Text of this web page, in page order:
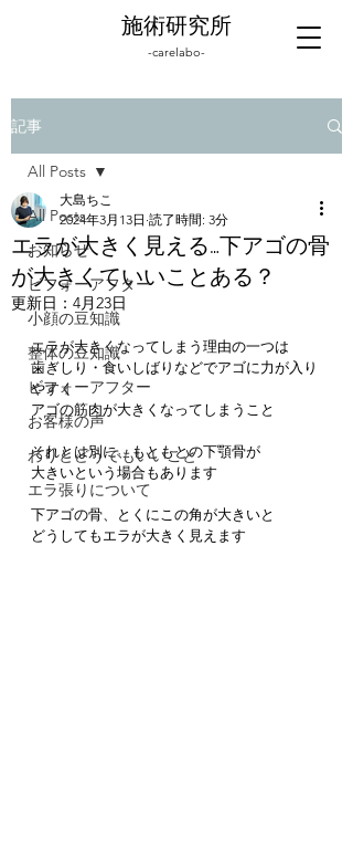
施術研究所
-carelabo-
記事
All Posts
お知らせ
ビフォーアフター
小顔の豆知識
整体の豆知識
ビフォーアフター
お客様の声
わりとどうでもいいこと
エラ張りについて
All Posts
エラが大きく見える…下アゴの骨
が大きくていいことある？
大島ちこ
2024年3月13日 読了時間: 3分
更新日： 4月23日
エラが大きくなってしまう理由の一つは
歯ぎしり・食いしばりなどでアゴに力が入り
やすく
アゴの筋肉が大きくなってしまうこと
それとは別に、もともとの下顎骨が
大きいという場合もあります
下アゴの骨、とくにこの角が大きいと
どうしてもエラが大きく見えます